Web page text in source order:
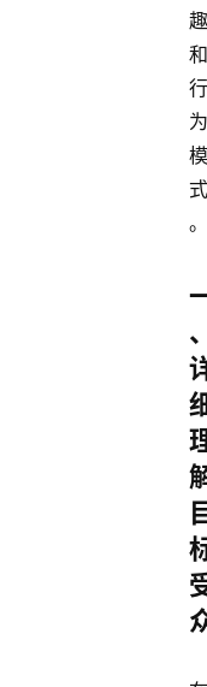
趣
和
行
为
模
式
。